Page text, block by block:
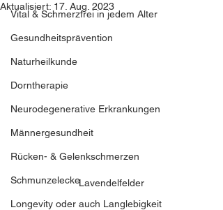
Vital & Schmerzfrei in jedem Alter
Gesundheitsprävention
Naturheilkunde
Dorntherapie
Neurodegenerative Erkrankungen
Männergesundheit
Rücken- & Gelenkschmerzen
Schmunzelecke
Longevity oder auch Langlebigkeit
Aktualisiert: 17. Aug. 2023
Lavendelfelder